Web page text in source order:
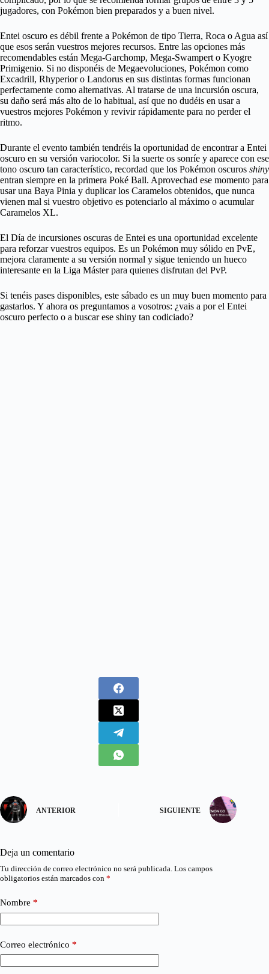
jugadores, con Pokémon bien preparados y a buen nivel.
Entei oscuro es débil frente a Pokémon de tipo Tierra, Roca o Agua así
que esos serán vuestros mejores recursos. Entre las opciones más
recomendables están Mega-Garchomp, Mega-Swampert o Kyogre
Primigenio. Si no disponéis de Megaevoluciones, Pokémon como
Excadrill, Rhyperior o Landorus en sus distintas formas funcionan
perfectamente como alternativas. Al tratarse de una incursión oscura,
su daño será más alto de lo habitual, así que no dudéis en usar a
vuestros mejores Pokémon y revivir rápidamente para no perder el
ritmo.
Durante el evento también tendréis la oportunidad de encontrar a Entei
oscuro en su versión variocolor. Si la suerte os sonríe y aparece con ese
tono oscuro tan característico, recordad que los Pokémon oscuros shiny
entran siempre en la primera Poké Ball. Aprovechad ese momento para
usar una Baya Pinia y duplicar los Caramelos obtenidos, que nunca
vienen mal si vuestro objetivo es potenciarlo al máximo o acumular
Caramelos XL.
El Día de incursiones oscuras de Entei es una oportunidad excelente
para reforzar vuestros equipos. Es un Pokémon muy sólido en PvE,
mejora claramente a su versión normal y sigue teniendo un hueco
interesante en la Liga Máster para quienes disfrutan del PvP.
Si tenéis pases disponibles, este sábado es un muy buen momento para
gastarlos. Y ahora os preguntamos a vosotros: ¿vais a por el Entei
oscuro perfecto o a buscar ese shiny tan codiciado?
ANTERIOR SIGUIENTE
Deja un comentario
Tu dirección de correo electrónico no será publicada. Los campos
obligatorios están marcados con *
Nombre *
Correo electrónico *